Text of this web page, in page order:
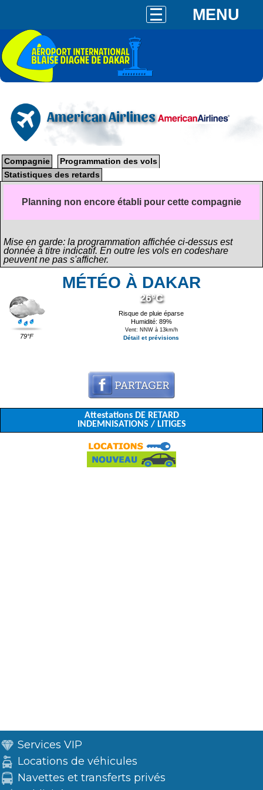
MENU
American Airlines
Compagnie
Programmation des vols
Statistiques des retards
Planning non encore établi pour cette compagnie
Mise en garde: la programmation affichée ci-dessus est
donnée à titre indicatif. En outre les vols en codeshare
peuvent ne pas s'afficher.
MÉTÉO À DAKAR
79°F
26°C
Risque de pluie éparse
Humidité: 89%
Vent: NNW à 13km/h
Détail et prévisions
Attestations DE RETARD
INDEMNISATIONS / LITIGES
Services VIP
Locations de véhicules
Navettes et transferts privés